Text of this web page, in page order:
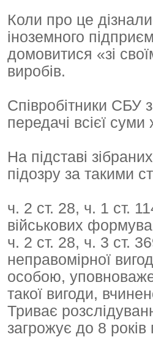
Коли про це
іноземного
домовитися «зі
виробів.
Співробітники СБУ
передачі всієї
На підставі
підозру за такими
ч. 2 ст. 28, ч. 1 ст.
військових
ч. 2 ст. 28, ч. 3 ст.
неправомірної
особою,
такої вигоди,
Триває
загрожує до 8